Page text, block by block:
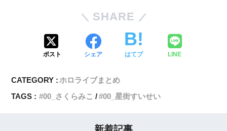
SHARE
ポスト シェア はてブ LINE
CATEGORY : ホロライブまとめ
TAGS :
00_さくらみこ 00_星街すいせい